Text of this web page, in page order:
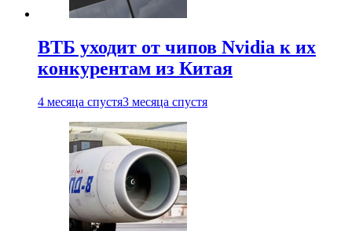
ВТБ уходит от чипов Nvidia к их
конкурентам из Китая
4 месяца спустя3 месяца спустя